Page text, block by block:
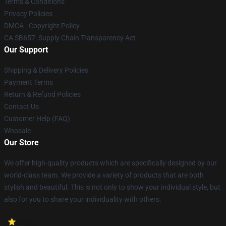
Privacy Policies
DMCA - Copyright Policy
CA SB657: Supply Chain Transparency Act
Our Support
Shipping & Delivery Policies
Payment Terms
Return & Refund Policies
Contact Us
Customer Help (FAQ)
Whosale
Our Store
We offer high-quality products which are specifically designed by our
world-class team. We provide a variety of products that are both
stylish and beautiful. This is not only to show your individual style, but
also for you to share your individuality with others.